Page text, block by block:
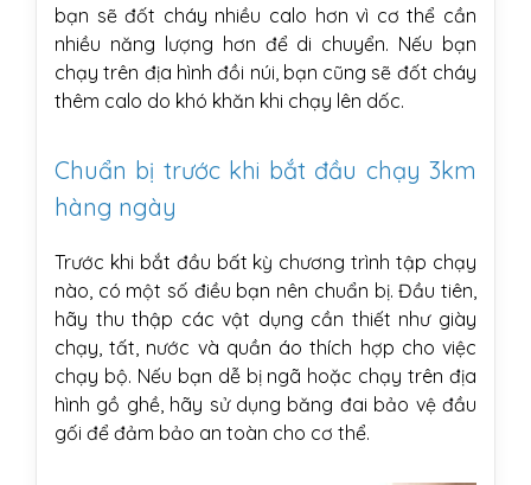
bạn sẽ đốt cháy nhiều calo hơn vì cơ thể cần
nhiều năng lượng hơn để di chuyển. Nếu bạn
chạy trên địa hình đồi núi, bạn cũng sẽ đốt cháy
thêm calo do khó khăn khi chạy lên dốc.
Chuẩn bị trước khi bắt đầu chạy 3km
hàng ngày
Trước khi bắt đầu bất kỳ chương trình tập chạy
nào, có một số điều bạn nên chuẩn bị. Đầu tiên,
hãy thu thập các vật dụng cần thiết như giày
chạy, tất, nước và quần áo thích hợp cho việc
chạy bộ. Nếu bạn dễ bị ngã hoặc chạy trên địa
hình gồ ghề, hãy sử dụng băng đai bảo vệ đầu
gối để đảm bảo an toàn cho cơ thể.